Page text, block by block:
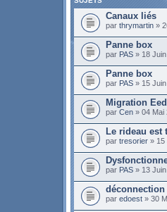
Canaux liés
par thrymartin »
Panne box
par PAS » 18
Panne box
par PAS » 15
Migration
par Cen » 04 Mai
Le rideau est
par tresorier » 15
par PAS » 13
par edoest » 30